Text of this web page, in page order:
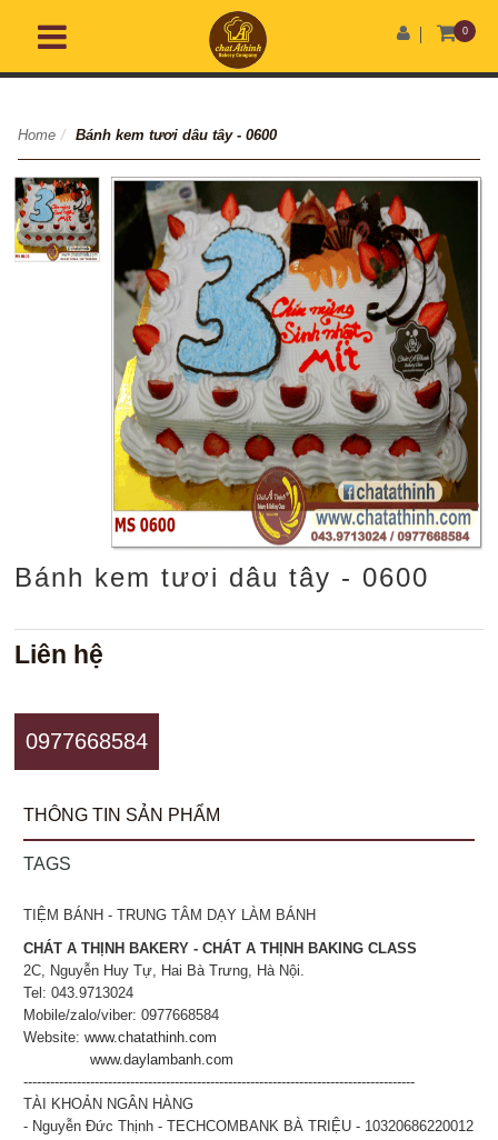
0
Home / Bánh kem tươi dâu tây - 0600
Bánh kem tươi dâu tây - 0600
Liên hệ
0977668584
THÔNG TIN SẢN PHẨM
TAGS
TIỆM BÁNH - TRUNG TÂM DẠY LÀM BÁNH
CHÁT A THỊNH BAKERY - CHÁT A THỊNH BAKING CLASS
2C, Nguyễn Huy Tự, Hai Bà Trưng, Hà Nội.
Tel: 043.9713024
Mobile/zalo/viber: 0977668584
Website:www.chatathinh.com
www.daylambanh.com
----------------------------------------------------------------------------------------
TÀI KHOẢN NGÂN HÀNG
- Nguyễn Đức Thịnh - TECHCOMBANK BÀ TRIỆU - 10320686220012